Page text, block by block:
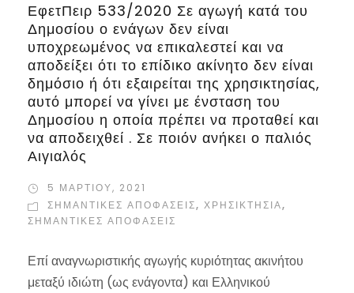
ΕφετΠειρ 533/2020 Σε αγωγή κατά του
Δημοσίου ο ενάγων δεν είναι
υποχρεωμένος να επικαλεστεί και να
αποδείξει ότι το επίδικο ακίνητο δεν είναι
δημόσιο ή ότι εξαιρείται της χρησικτησίας,
αυτό μπορεί να γίνει με ένσταση του
Δημοσίου η οποία πρέπει να προταθεί και
να αποδειχθεί . Σε ποιόν ανήκει ο παλιός
Αιγιαλός
5 ΜΑΡΤΊΟΥ, 2021
ΣΗΜΑΝΤΙΚΈΣ ΑΠΟΦΆΣΕΙΣ, ΧΡΗΣΙΚΤΗΣΊΑ,
ΣΗΜΑΝΤΙΚΈΣ ΑΠΟΦΆΣΕΙΣ
Επί αναγνωριστικής αγωγής κυριότητας ακινήτου
μεταξύ ιδιώτη (ως ενάγοντα) και Ελληνικού